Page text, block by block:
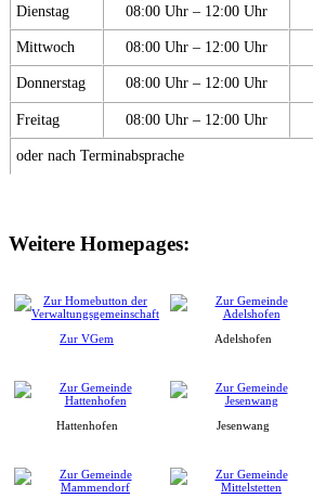
Dienstag 08:00 Uhr – 12:00 Uhr
Mittwoch 08:00 Uhr – 12:00 Uhr
Donnerstag 08:00 Uhr – 12:00 Uhr
Freitag 08:00 Uhr – 12:00 Uhr
oder nach Terminabsprache
Weitere Homepages:
Zur VGem Adelshofen
Hattenhofen Jesenwang